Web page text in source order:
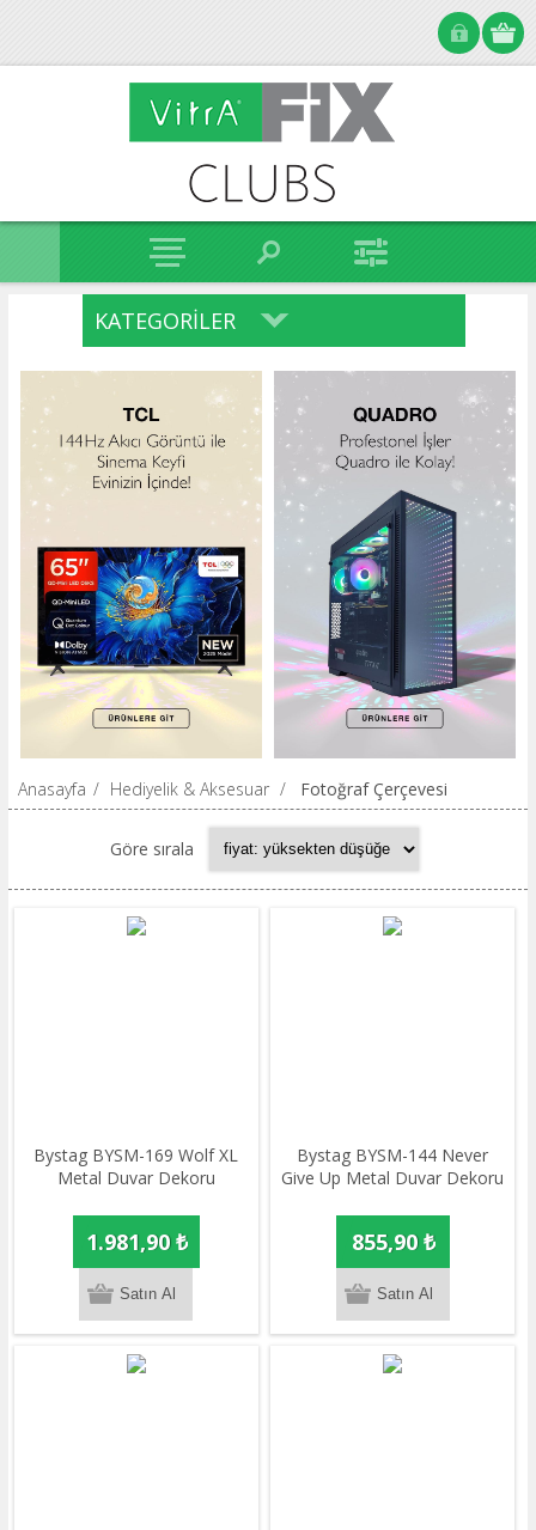
KATEGORILER
Anasayfa / Hediyelik & Aksesuar / Fotoğraf Çerçevesi
Göre sırala
Bystag BYSM-169 Wolf XL
Metal Duvar Dekoru
1.981,90 ₺
Bystag BYSM-144 Never
Give Up Metal Duvar Dekoru
855,90 ₺